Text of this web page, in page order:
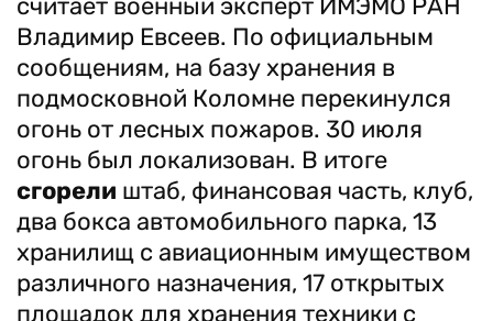
считает военный эксперт ИМЭМО РАН
Владимир Евсеев. По официальным
сообщениям, на базу хранения в
подмосковной Коломне перекинулся
огонь от лесных пожаров. 30 июля
огонь был локализован. В итоге
сгорели штаб, финансовая часть, клуб,
два бокса автомобильного парка, 13
хранилищ с авиационным имуществом
различного назначения, 17 открытых
площадок для хранения техники с